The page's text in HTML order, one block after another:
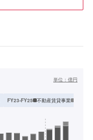
単位： 億円
FY23-FY25 不動産賃貸事業